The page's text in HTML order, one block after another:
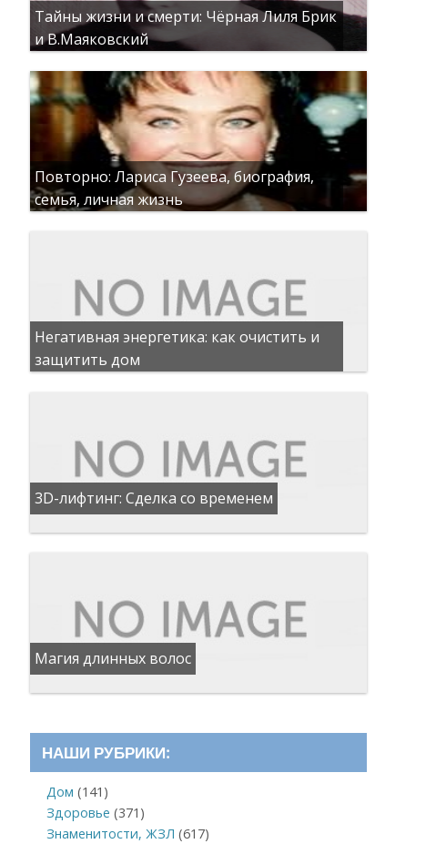
Тайны жизни и смерти: Чёрная Лиля Брик
и В.Маяковский
Повторно: Лариса Гузеева, биография,
семья, личная жизнь
Негативная энергетика: как очистить и
защитить дом
3D-лифтинг: Сделка со временем
Магия длинных волос
НАШИ РУБРИКИ:
Дом (141)
Здоровье (371)
Знаменитости, ЖЗЛ (617)